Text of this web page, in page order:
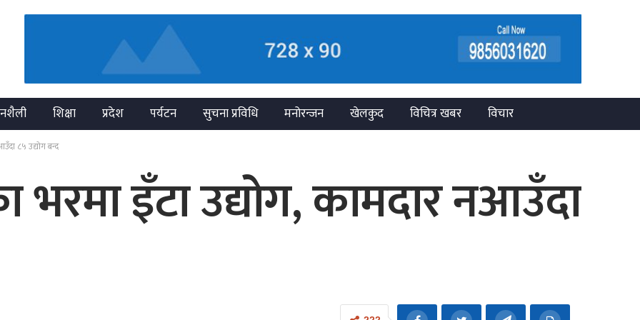
शिक्षा प्रदेश पर्यटन सुचना प्रविधि मनोरन्जन खेलकुद विचित्र खबर
विचार
८५ उद्योग बन्द
भरमा इँटा उद्योग, कामदार नआउँदा